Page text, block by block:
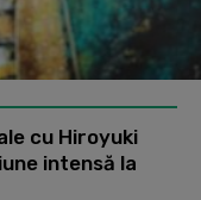
cu Hiroyuki
intensă la